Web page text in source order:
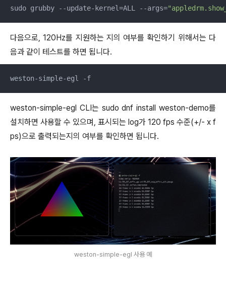
sudo grubby --update-kernel=ALL --args=
다음으로, 120Hz를 지원하는 지의 여부를 확인하기 위해서는 다
음과 같이 테스트를 하면 됩니다.
weston-simple-egl -f
weston-simple-egl CLI는 sudo dnf install weston-demo를
설치하면 사용할 수 있으며, 표시되는 log가 120 fps 수준(+/- x f
ps)으로 출력되는지의 여부를 확인하면 됩니다.
weston-simple-egl 사용 예